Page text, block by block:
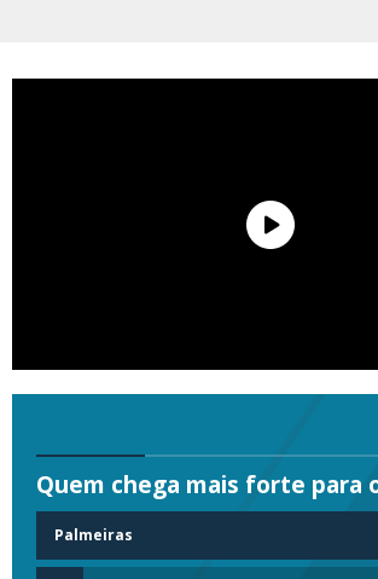
Quem chega mais forte para
Palmeiras